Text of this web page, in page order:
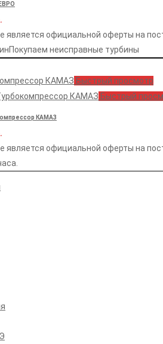
является официальной оферты на
неисправные турбины
Быстрый просмотр
Быстрый
КАМАЗ
является официальной оферты на